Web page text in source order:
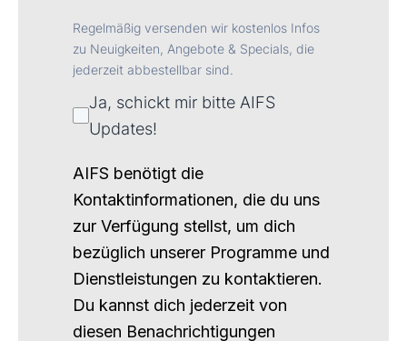
Regelmäßig versenden wir kostenlos Infos
zu Neuigkeiten, Angebote & Specials, die
jederzeit abbestellbar sind.
Ja, schickt mir bitte AIFS
Updates!
AIFS benötigt die
Kontaktinformationen, die du uns
zur Verfügung stellst, um dich
bezüglich unserer Programme und
Dienstleistungen zu kontaktieren.
Du kannst dich jederzeit von
diesen Benachrichtigungen